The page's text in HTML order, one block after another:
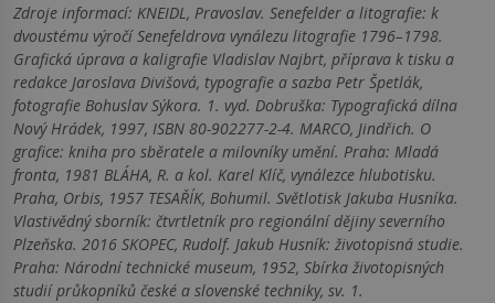
Zdroje informací: KNEIDL, Pravoslav. Senefelder a litografie: k
dvoustému výročí Senefeldrova vynálezu litografie 1796–1798.
Grafická úprava a kaligrafie Vladislav Najbrt, příprava k tisku a
redakce Jaroslava Divišová, typografie a sazba Petr Špetlák,
fotografie Bohuslav Sýkora. 1. vyd. Dobruška: Typografická dílna
Nový Hrádek, 1997, ISBN 80-902277-2-4. MARCO, Jindřich. O
grafice: kniha pro sběratele a milovníky umění. Praha: Mladá
fronta, 1981 BLÁHA, R. a kol. Karel Klíč, vynálezce hlubotisku.
Praha, Orbis, 1957 TESAŘÍK, Bohumil. Světlotisk Jakuba Husníka.
Vlastivědný sborník: čtvrtletník pro regionální dějiny severního
Plzeňska. 2016 SKOPEC, Rudolf. Jakub Husník: životopisná studie.
Praha: Národní technické museum, 1952, Sbírka životopisných
studií průkopníků české a slovenské techniky, sv. 1.